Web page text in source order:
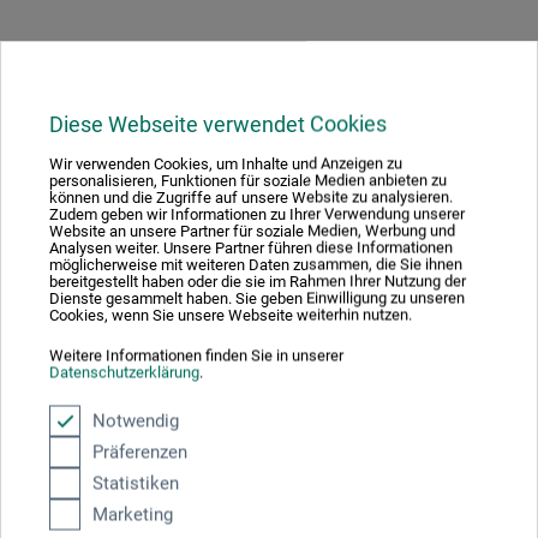
Diese Webseite verwendet Cookies
Wir verwenden Cookies, um Inhalte und Anzeigen zu
personalisieren, Funktionen für soziale Medien anbieten zu
können und die Zugriffe auf unsere Website zu analysieren.
Zudem geben wir Informationen zu Ihrer Verwendung unserer
Website an unsere Partner für soziale Medien, Werbung und
Analysen weiter. Unsere Partner führen diese Informationen
möglicherweise mit weiteren Daten zusammen, die Sie ihnen
bereitgestellt haben oder die sie im Rahmen Ihrer Nutzung der
Dienste gesammelt haben. Sie geben Einwilligung zu unseren
Cookies, wenn Sie unsere Webseite weiterhin nutzen.
Weitere Informationen finden Sie in unserer
Datenschutzerklärung.
Notwendig
Präferenzen
Statistiken
Marketing
Hersteller-Kontakt
Hier finden Sie die Kontaktdaten des Herstellers zu
diesem Produkt.
boesner GmbH holding + innovations
58456 Witten
pm@boesner.com